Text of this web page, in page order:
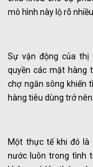
mô hình này lộ rõ
Sự vận động của thị
quyền các mặt hàng
chợ ngăn sông khiến
hàng tiêu dùng trở
Một thực tế khi đó là
nước luôn trong tình